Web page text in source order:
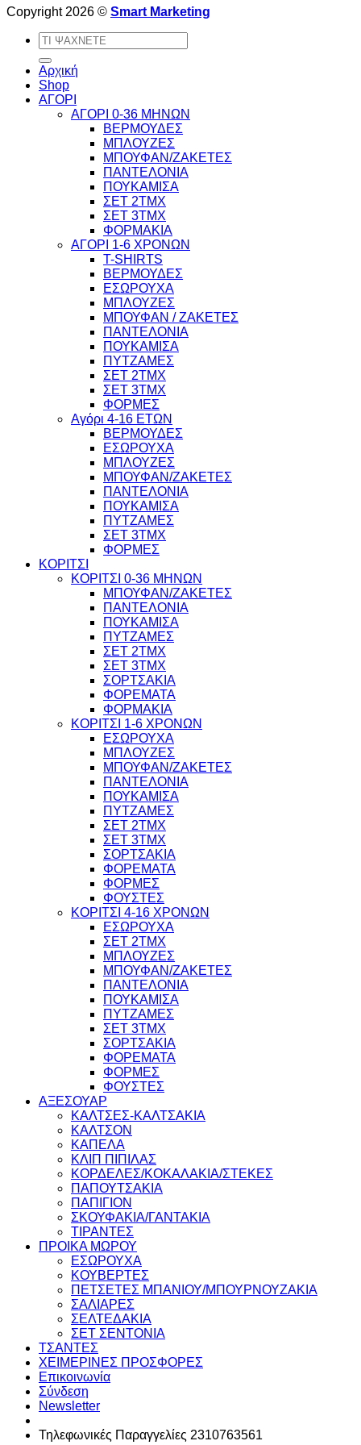
Copyright 2026 © Smart Marketing
Αναζήτηση
για:
Αρχική
Shop
ΑΓΟΡΙ
ΑΓΟΡΙ 0-36 ΜΗΝΩΝ
ΒΕΡΜΟΥΔΕΣ
ΜΠΛΟΥΖΕΣ
ΜΠΟΥΦΑΝ/ΖΑΚΕΤΕΣ
ΠΑΝΤΕΛΟΝΙΑ
ΠΟΥΚΑΜΙΣΑ
ΣΕΤ 2ΤΜΧ
ΣΕΤ 3ΤΜΧ
ΦΟΡΜΑΚΙΑ
ΑΓΟΡΙ 1-6 ΧΡΟΝΩΝ
T-SHIRTS
ΒΕΡΜΟΥΔΕΣ
ΕΣΩΡΟΥΧΑ
ΜΠΛΟΥΖΕΣ
ΜΠΟΥΦΑΝ / ΖΑΚΕΤΕΣ
ΠΑΝΤΕΛΟΝΙΑ
ΠΟΥΚΑΜΙΣΑ
ΠΥΤΖΑΜΕΣ
ΣΕΤ 2ΤΜΧ
ΣΕΤ 3ΤΜΧ
ΦΟΡΜΕΣ
Αγόρι 4-16 ΕΤΩΝ
ΒΕΡΜΟΥΔΕΣ
ΕΣΩΡΟΥΧΑ
ΜΠΛΟΥΖΕΣ
ΜΠΟΥΦΑΝ/ΖΑΚΕΤΕΣ
ΠΑΝΤΕΛΟΝΙΑ
ΠΟΥΚΑΜΙΣΑ
ΠΥΤΖΑΜΕΣ
ΣΕΤ 3ΤΜΧ
ΦΟΡΜΕΣ
ΚΟΡΙΤΣΙ
ΚΟΡΙΤΣΙ 0-36 ΜΗΝΩΝ
ΜΠΟΥΦΑΝ/ΖΑΚΕΤΕΣ
ΠΑΝΤΕΛΟΝΙΑ
ΠΟΥΚΑΜΙΣΑ
ΠΥΤΖΑΜΕΣ
ΣΕΤ 2ΤΜΧ
ΣΕΤ 3ΤΜΧ
ΣΟΡΤΣΑΚΙΑ
ΦΟΡΕΜΑΤΑ
ΦΟΡΜΑΚΙΑ
ΚΟΡΙΤΣΙ 1-6 ΧΡΟΝΩΝ
ΕΣΩΡΟΥΧΑ
ΜΠΛΟΥΖΕΣ
ΜΠΟΥΦΑΝ/ΖΑΚΕΤΕΣ
ΠΑΝΤΕΛΟΝΙΑ
ΠΟΥΚΑΜΙΣΑ
ΠΥΤΖΑΜΕΣ
ΣΕΤ 2ΤΜΧ
ΣΕΤ 3ΤΜΧ
ΣΟΡΤΣΑΚΙΑ
ΦΟΡΕΜΑΤΑ
ΦΟΡΜΕΣ
ΦΟΥΣΤΕΣ
ΚΟΡΙΤΣΙ 4-16 ΧΡΟΝΩΝ
ΕΣΩΡΟΥΧΑ
ΣΕΤ 2ΤΜΧ
ΜΠΛΟΥΖΕΣ
ΜΠΟΥΦΑΝ/ΖΑΚΕΤΕΣ
ΠΑΝΤΕΛΟΝΙΑ
ΠΟΥΚΑΜΙΣΑ
ΠΥΤΖΑΜΕΣ
ΣΕΤ 3ΤΜΧ
ΣΟΡΤΣΑΚΙΑ
ΦΟΡΕΜΑΤΑ
ΦΟΡΜΕΣ
ΦΟΥΣΤΕΣ
ΑΞΕΣΟΥΑΡ
ΚΑΛΤΣΕΣ-ΚΑΛΤΣΑΚΙΑ
ΚΑΛΤΣΟΝ
ΚΑΠΕΛΑ
ΚΛΙΠ ΠΙΠΙΛΑΣ
ΚΟΡΔΕΛΕΣ/ΚΟΚΑΛΑΚΙΑ/ΣΤΕΚΕΣ
ΠΑΠΟΥΤΣΑΚΙΑ
ΠΑΠΙΓΙΟΝ
ΣΚΟΥΦΑΚΙΑ/ΓΑΝΤΑΚΙΑ
ΤΙΡΑΝΤΕΣ
ΠΡΟΙΚΑ ΜΩΡΟΥ
ΕΣΩΡΟΥΧΑ
ΚΟΥΒΕΡΤΕΣ
ΠΕΤΣΕΤΕΣ ΜΠΑΝΙΟΥ/ΜΠΟΥΡΝΟΥΖΑΚΙΑ
ΣΑΛΙΑΡΕΣ
ΣΕΛΤΕΔΑΚΙΑ
ΣΕΤ ΣΕΝΤΟΝΙΑ
ΤΣΑΝΤΕΣ
ΧΕΙΜΕΡΙΝΕΣ ΠΡΟΣΦΟΡΕΣ
Επικοινωνία
Σύνδεση
Newsletter
Τηλεφωνικές Παραγγελίες 2310763561